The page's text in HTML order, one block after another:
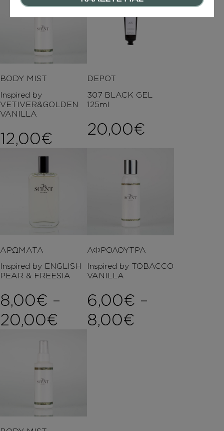
BODY MIST
Inspired by
VETIVER&GOLDEN
VANILLA
12,00€
DEPOT
307 BLACK GEL
125ml
20,00€
ΑΡΩΜΑΤΑ
Inspired by ENGLISH
PEAR & FREESIA
8,00€ –
20,00€ Price range: 8,00€
ΑΦΡΟΛΟΥΤΡΑ
Inspired by TOBACCO
VANILLA
6,00€ –
8,00€